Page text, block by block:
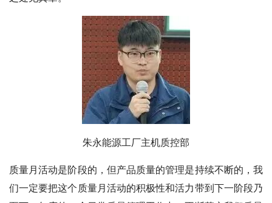
朱永能源工厂主机质控部
质量月活动是阶段的，但产品质量的管理是持续不断的，我
们一定要把这个质量月活动的积极性和活力带到下一阶段乃